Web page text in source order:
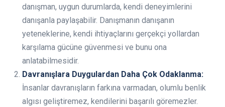
danışman, uygun durumlarda, kendi deneyimlerini
danışanla paylaşabilir. Danışmanın danışanın
yeteneklerine, kendi ihtiyaçlarını gerçekçi yollardan
karşılama gücüne güvenmesi ve bunu ona
anlatabilmesidir.
Davranışlara Duygulardan Daha Çok Odaklanma:
İnsanlar davranışların farkına varmadan, olumlu benlik
algısı geliştiremez, kendilerini başarılı göremezler.